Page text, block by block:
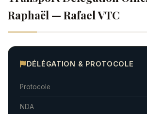
Raphaël — Rafael VTC
DÉLÉGATION & PROTOCOLE
Protocole
NDA